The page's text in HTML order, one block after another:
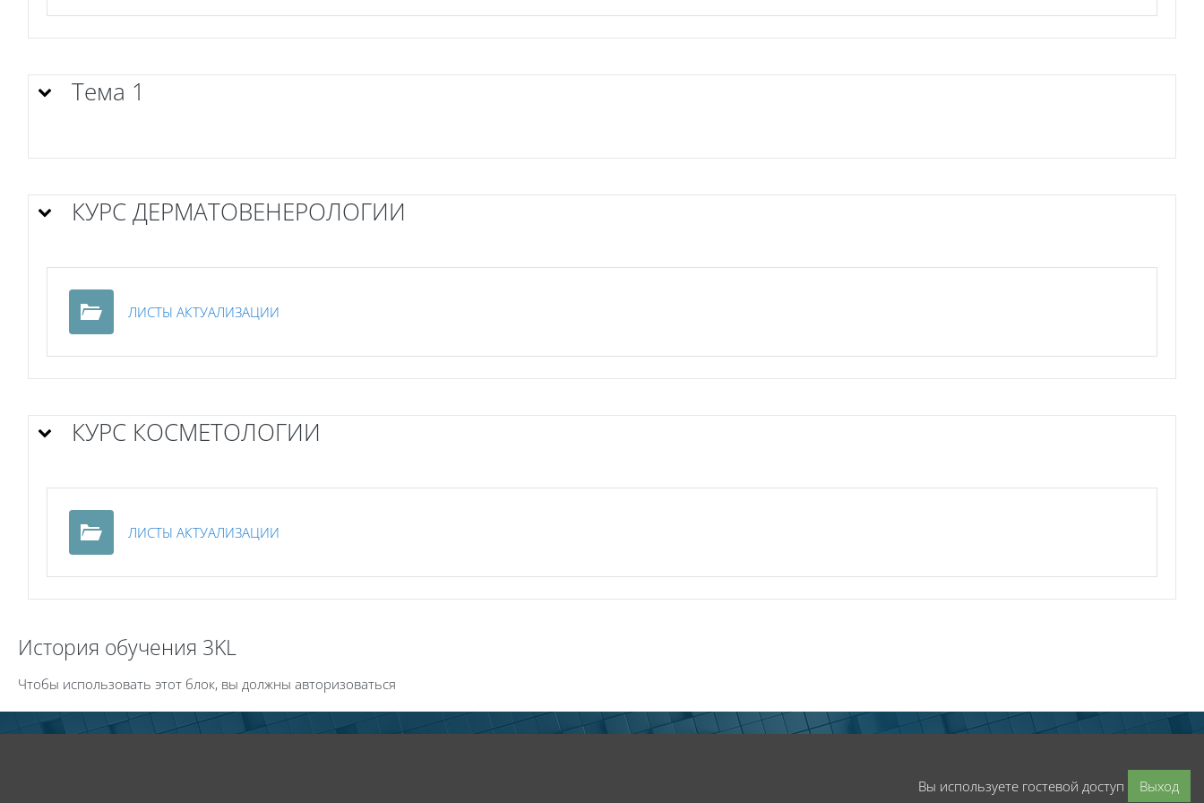
Тема 1
КУРС ДЕРМАТОВЕНЕРОЛОГИИ
ЛИСТЫ АКТУАЛИЗАЦИИ
КУРС КОСМЕТОЛОГИИ
ЛИСТЫ АКТУАЛИЗАЦИИ
История обучения 3KL
Чтобы использовать этот блок, вы должны авторизоваться
Вы используете гостевой доступ Выход